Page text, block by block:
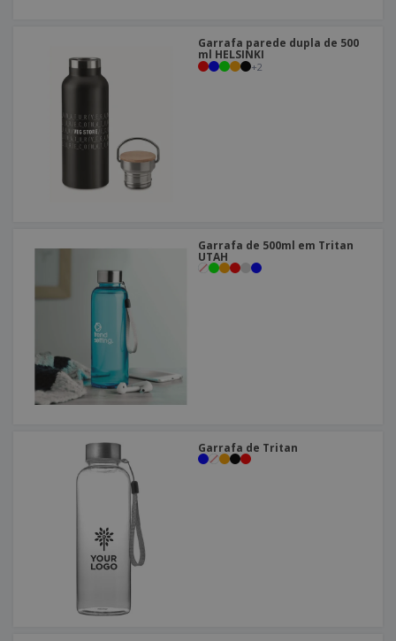
Garrafa parede dupla de 500
ml HELSINKI
+2
Garrafa de 500ml em Tritan
UTAH
Garrafa de Tritan